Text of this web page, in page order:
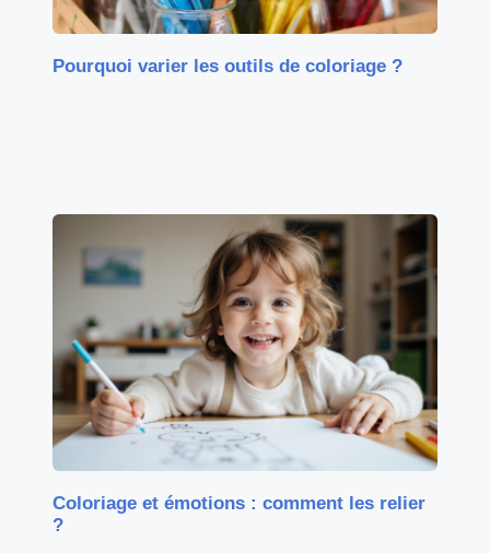
Pourquoi varier les outils de coloriage ?
Coloriage et émotions : comment les relier
?